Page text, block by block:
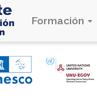
Formación